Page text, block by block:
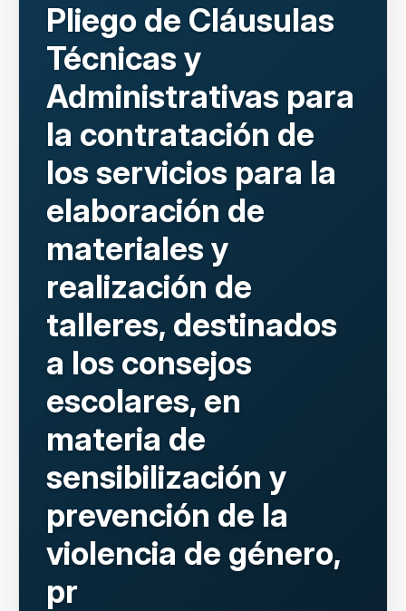
Pliego de Cláusulas
Técnicas y
Administrativas para
la contratación de
los servicios para la
elaboración de
materiales y
realización de
talleres, destinados
a los consejos
escolares, en
materia de
sensibilización y
prevención de la
violencia de género,
pr